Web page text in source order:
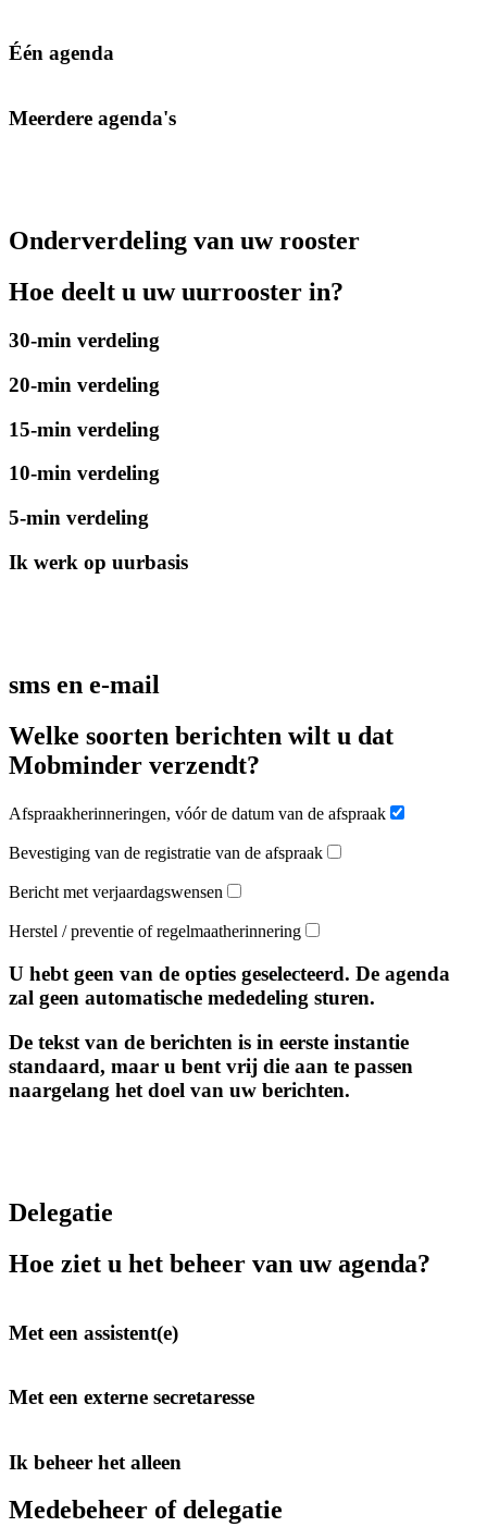
Één agenda
Meerdere agenda's
Onderverdeling van uw rooster
Hoe deelt u uw uurrooster in?
30-min verdeling
20-min verdeling
15-min verdeling
10-min verdeling
5-min verdeling
Ik werk op uurbasis
sms en e-mail
Welke soorten berichten wilt u dat
Mobminder verzendt?
Afspraakherinneringen, vóór de datum van de afspraak
Bevestiging van de registratie van de afspraak
Bericht met verjaardagswensen
Herstel / preventie of regelmaatherinnering
U hebt geen van de opties geselecteerd. De agenda
zal geen automatische mededeling sturen.
De tekst van de berichten is in eerste instantie
standaard, maar u bent vrij die aan te passen
naargelang het doel van uw berichten.
Delegatie
Hoe ziet u het beheer van uw agenda?
Met een assistent(e)
Met een externe secretaresse
Ik beheer het alleen
Medebeheer of delegatie